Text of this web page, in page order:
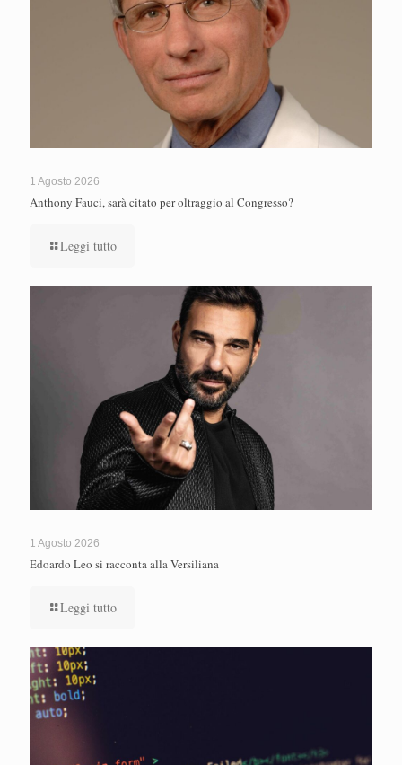
1 Agosto 2026
Anthony Fauci, sarà citato per oltraggio al Congresso?
Leggi tutto
1 Agosto 2026
Edoardo Leo si racconta alla Versiliana
Leggi tutto